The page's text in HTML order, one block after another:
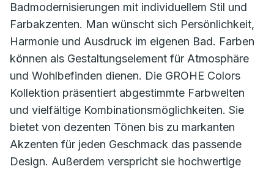
Badmodernisierungen mit individuellem Stil und
Farbakzenten. Man wünscht sich Persönlichkeit,
Harmonie und Ausdruck im eigenen Bad. Farben
können als Gestaltungselement für Atmosphäre
und Wohlbefinden dienen. Die GROHE Colors
Kollektion präsentiert abgestimmte Farbwelten
und vielfältige Kombinationsmöglichkeiten. Sie
bietet von dezenten Tönen bis zu markanten
Akzenten für jeden Geschmack das passende
Design. Außerdem verspricht sie hochwertige